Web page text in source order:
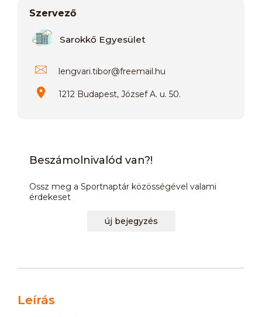
Szervező
Sarokkő Egyesület
lengvari.tibor@freemail.hu
1212 Budapest, József A. u. 50.
Beszámolnivalód van?!
Ossz meg a Sportnaptár közösségével valami
érdekeset
új bejegyzés
Leírás